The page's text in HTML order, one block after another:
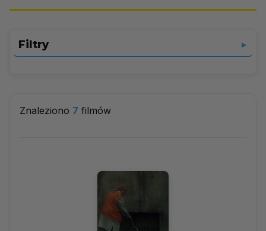
Filtry ▼
Znaleziono 7 filmów